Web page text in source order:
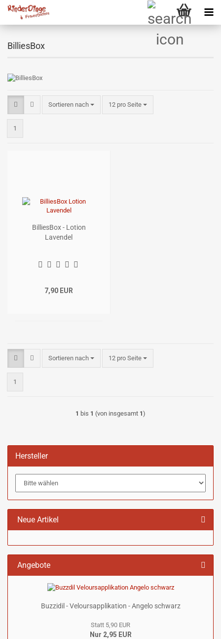
BilliesBox
Sortieren nach
Sortieren nach 12 pro Seite
pro Seite
1
BilliesBox - Lotion
Lavendel
7,90 EUR
Sortieren nach
Sortieren nach 12 pro Seite
pro Seite
1
1 bis 1 (von insgesamt 1)
Hersteller
Neue Artikel
Angebote
Buzzidil - Veloursapplikation - Angelo schwarz
Statt 5,90 EUR
Nur 2,95 EUR